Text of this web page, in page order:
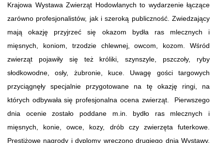
Krajowa Wystawa Zwierząt Hodowlanych to wydarzenie łączące
zarówno profesjonalistów, jak i szeroką publiczność. Zwiedzający
mają okazję przyjrzeć się okazom bydła ras mlecznych i
mięsnych, koniom, trzodzie chlewnej, owcom, kozom. Wśród
zwierząt pojawiły się też króliki, szynszyle, pszczoły, ryby
słodkowodne, osły, żubronie, kuce. Uwagę gości targowych
przyciągnęły specjalnie przygotowane na tę okazję ringi, na
których odbywała się profesjonalna ocena zwierząt. Pierwszego
dnia ocenie zostało poddane m.in. bydło ras mlecznych i
mięsnych, konie, owce, kozy, drób czy zwierzęta futerkowe.
Prestiżowe nagrody i dyplomy wręczono drugiego dnia Wystawy,